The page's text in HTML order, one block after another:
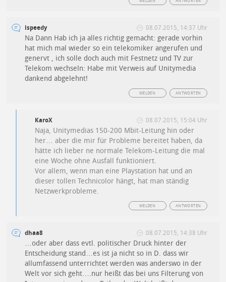
ispeedy 08.07.2015, 14:37 Uhr
Na Dann Hab ich ja alles richtig gemacht: gerade vorhin
hat mich mal wieder so ein telekomiker angerufen und
genervt , ich solle doch auch mit Festnetz und TV zur
Telekom wechseln: Habe mit Verweis auf Unitymedia
dankend abgelehnt!
ANTWORTEN
MELDEN
KaroX 08.07.2015, 15:04 Uhr
Naja, Unitymedias 150-200 Mbit-Leitung hin oder
her… aber die mir für Probleme bereitet haben, da
hätte ich lieber ne normale Telekom-Leitung die mal
eine Woche ohne Ausfall funktioniert.
Vor allem, wenn man eine Playstation hat und an
dieser tollen Technicolor hängt, hat man ständig
Netzwerkprobleme.
ANTWORTEN
MELDEN
dhaa8 08.07.2015, 14:38 Uhr
…oder aber dass evtl. politischer Druck hinter der
Entscheidung stand…es ist ja nicht so in D. dass wir
allumfassend unterrichtet werden was anderswo in der
Welt vor sich geht….nur heißt das bei uns Filterung von